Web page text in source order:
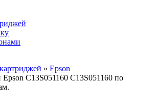
» Epson
C13S051160 C13S051160 по